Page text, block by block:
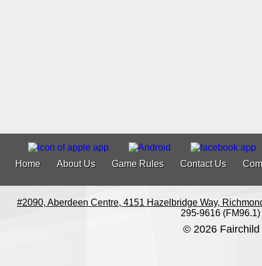
Home About Us Game Rules Contact Us
#2090, Aberdeen Centre, 4151 Hazelbridge Way,
295-9616 (FM96.1)
© 2026 Fairchild